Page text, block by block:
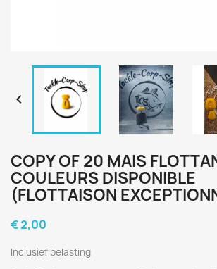

COPY OF 20 MAIS
COULEURS DISPONIBLE
(FLOTTAISON
€ 2,00
Inclusief belasting